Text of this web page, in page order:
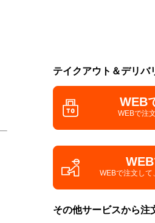
テイクアウト＆デリバ
WEB
WEBで注
WEBで注文して、
その他サービスから注